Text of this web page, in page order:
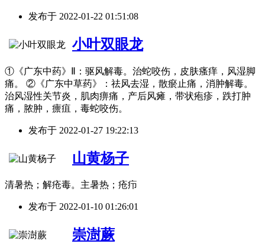
发布于 2022-01-22 01:51:08
小叶双眼龙
①《广东中药》Ⅱ：驱风解毒。治蛇咬伤，皮肤瘙痒，风湿脚
痛。 ②《广东中草药》：祛风去湿，散瘀止痛，消肿解毒。
治风湿性关节炎，肌肉痹痛，产后风瘫，带状疱疹，跌打肿
痛，脓肿，癝疽，毒蛇咬伤。
发布于 2022-01-27 19:22:13
山黄杨子
清暑热；解疮毒。主暑热；疮疖
发布于 2022-01-10 01:26:01
崇澍蕨